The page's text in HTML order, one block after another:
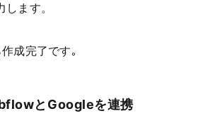
ます。
成完了です｡
とGoogleを連携